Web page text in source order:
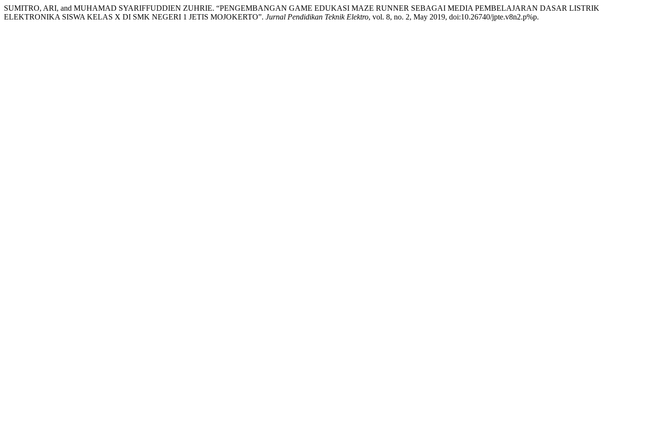
SUMITRO, ARI, and MUHAMAD SYARIFFUDDIEN ZUHRIE. “PENGEMBANGAN GAME EDUKASI MAZE RUNNER SEBAGAI MEDIA PEMBELAJARAN DASAR LISTRIK
ELEKTRONIKA SISWA KELAS X DI SMK NEGERI 1 JETIS MOJOKERTO”. Jurnal Pendidikan Teknik Elektro, vol. 8, no. 2, May 2019, doi:10.26740/jpte.v8n2.p%p.